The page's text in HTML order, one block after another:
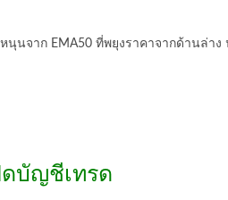
นจาก EMA50 ที่พยุงราคาจากด้านล่
ดบัญชีเทรด